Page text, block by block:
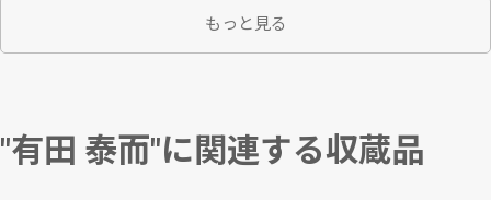
もっと見る
"有田 泰而"に関連する収蔵品